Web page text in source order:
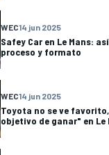
WEC14 jun 2025
Safey Car en Le Mans:
proceso y formato
WEC14 jun 2025
Toyota no se ve
objetivo de ganar" en Le